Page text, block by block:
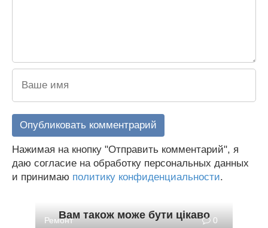
Нажимая на кнопку "Отправить комментарий", я
даю согласие на обработку персональных данных
и принимаю политику конфиденциальности.
Вам також може бути цікаво
Ремонт 0